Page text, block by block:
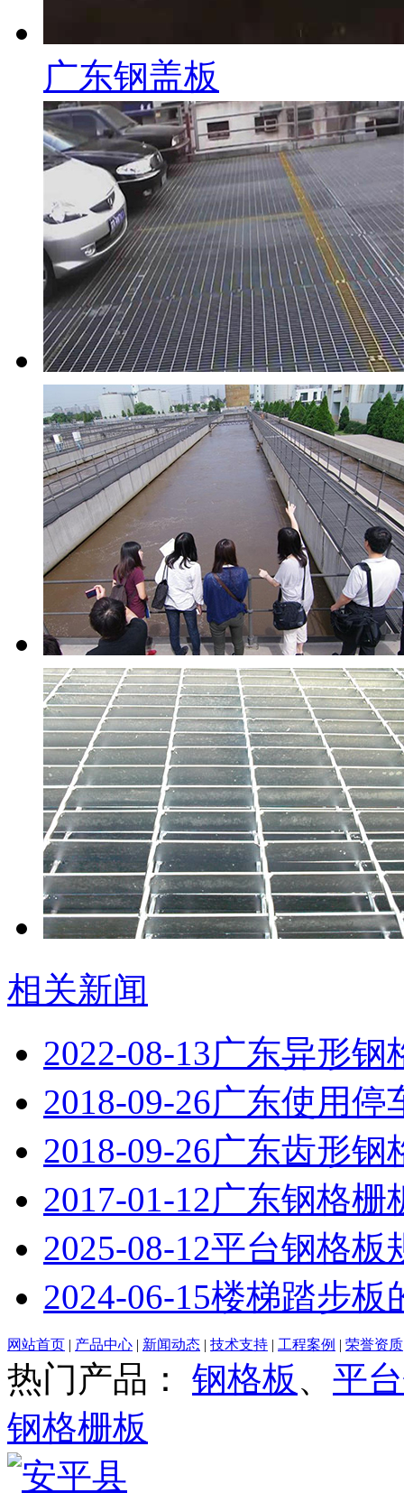
广东钢盖板
相关新闻
2022-08-13广东异形钢
2018-09-26广东使用停
2018-09-26广东齿形钢
2017-01-12广东钢格栅
2025-08-12平台钢格板
2024-06-15楼梯踏步板
网站首页 | 产品中心 | 新闻动态 | 技术支持 | 工程案例 | 荣誉资质
热门产品： 钢格板 、 平
钢格栅板